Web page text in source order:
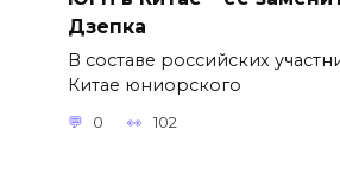
Дзепка
В составе российских
Китае юниорского
0 102